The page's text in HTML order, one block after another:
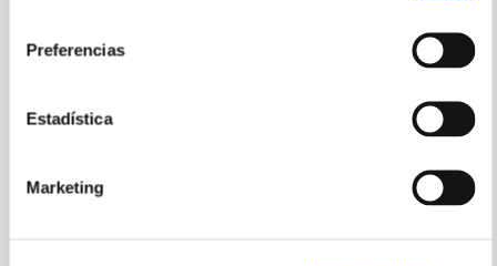
Preferencias
Estadística
Marketing